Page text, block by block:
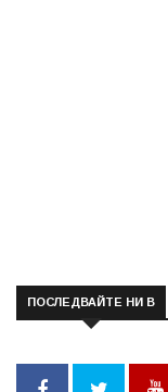
ПОСЛЕДВАЙТЕ НИ В